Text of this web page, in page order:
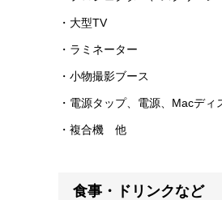
・大型TV
・ラミネーター
・小物撮影ブース
・電源タップ、電源、Macディ
・複合機 他
食事・ドリンクなど